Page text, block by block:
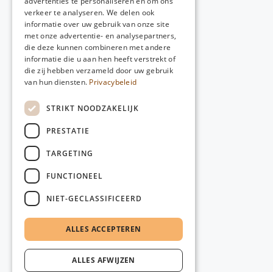
verkeer te analyseren. We delen ook
informatie over uw gebruik van onze site
met onze advertentie- en analysepartners,
die deze kunnen combineren met andere
informatie die u aan hen heeft verstrekt of
die zij hebben verzameld door uw gebruik
van hun diensten. Privacybeleid
STRIKT NOODZAKELIJK
PRESTATIE
TARGETING
FUNCTIONEEL
NIET-GECLASSIFICEERD
ALLES ACCEPTEREN
ALLES AFWIJZEN